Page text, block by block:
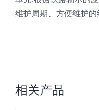
维护周期、方便维护的
相关产品